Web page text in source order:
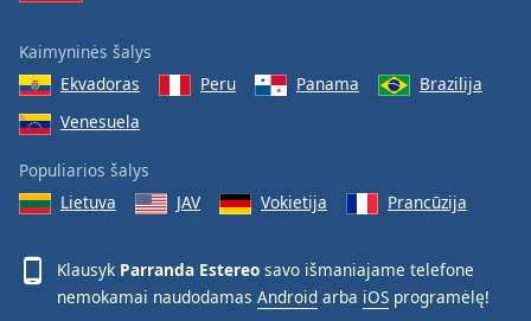
Opacity
Font
Text
Kaimyninės šalys
Ekvadoras
Peru Panama
Brazilija
Venesuela
Populiarios šalys
Lietuva
JAV Vokietija Prancūzija
Klausyk Parranda Estereo savo išmaniajame telefone
nemokamai naudodamas Android arba iOS programėlę!